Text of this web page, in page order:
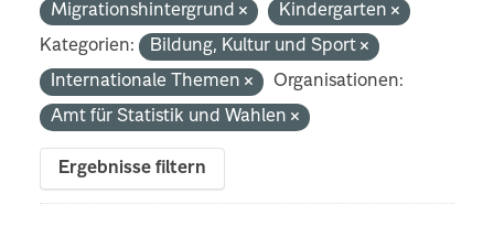
Migrationshintergrund
Kindergarten
Kategorien:
Bildung, Kultur und Sport
Internationale Themen
Organisationen:
Amt für Statistik und Wahlen
Ergebnisse filtern